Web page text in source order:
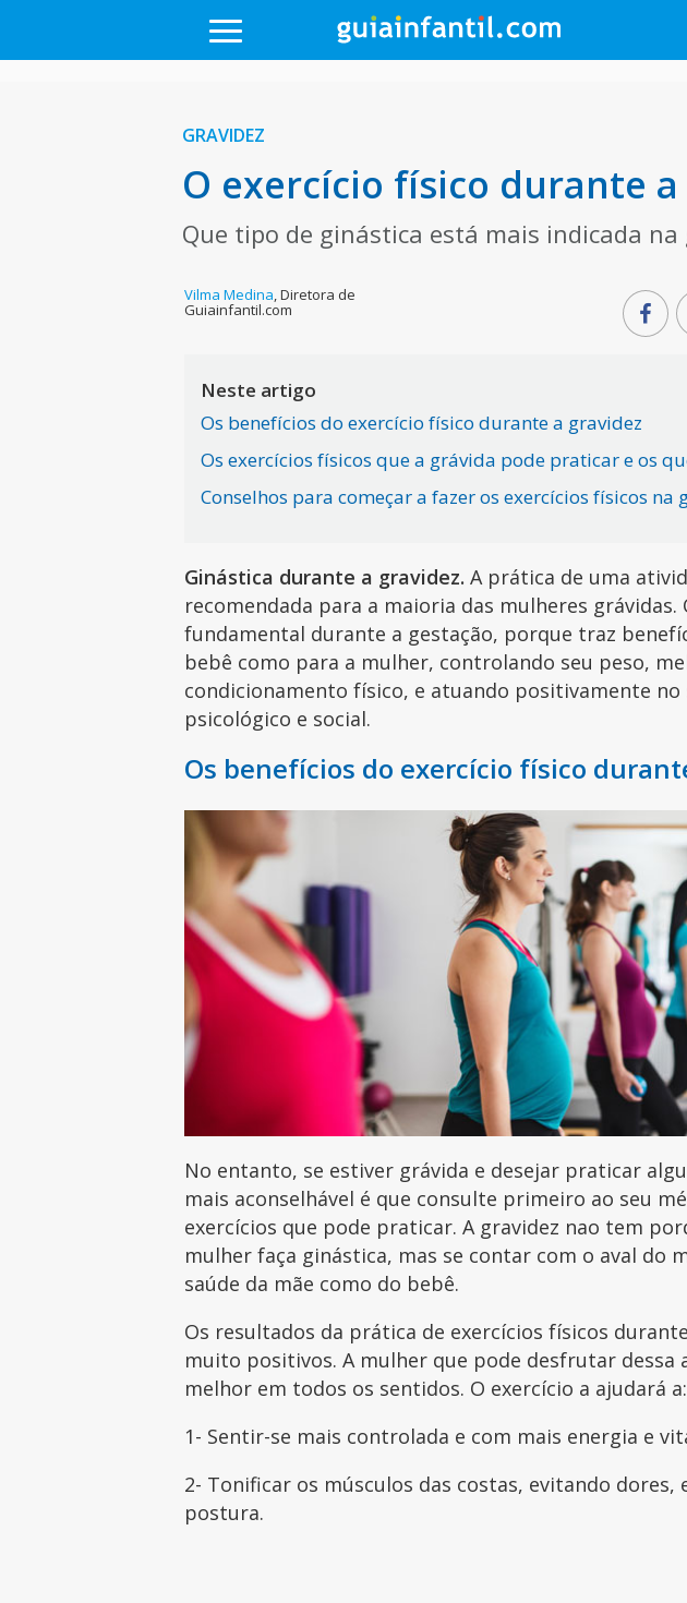
GRAVIDEZ
O exercício físico durante
Que tipo de ginástica está mais indicada na
Vilma Medina,Diretora de
Guiainfantil.com
Neste artigo
Os benefícios do exercício físico durante a gravidez
Os exercícios físicos que a grávida pode praticar e os
Conselhos para começar a fazer os exercícios físicos na
Ginástica durante a gravidez. A prática de uma
recomendada para a maioria das mulheres grávidas.
fundamental durante a gestação, porque traz
bebê como para a mulher, controlando seu peso,
condicionamento físico, e atuando positivamente no
psicológico e social.
Os benefícios do exercício físico
No entanto, se estiver grávida e desejar praticar
mais aconselhável é que consulte primeiro ao seu
exercícios que pode praticar. A gravidez nao tem
mulher faça ginástica, mas se contar com o aval do
saúde da mãe como do bebê.
Os resultados da prática de exercícios físicos
muito positivos. A mulher que pode desfrutar dessa
melhor em todos os sentidos. O exercício a ajudará a:
1- Sentir-se mais controlada e com mais energia e
2- Tonificar os músculos das costas, evitando dores,
postura.